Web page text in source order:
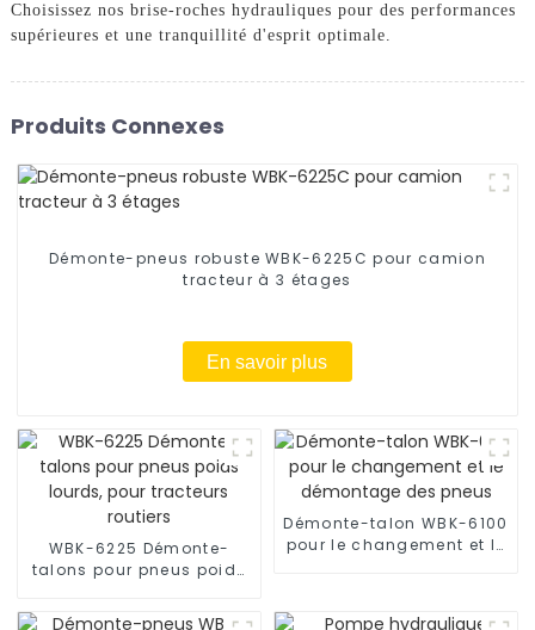
Choisissez nos brise-roches hydrauliques pour des performances
supérieures et une tranquillité d'esprit optimale.
Produits Connexes
Démonte-pneus robuste WBK-6225C pour camion
tracteur à 3 étages
En savoir plus
WBK-6225 Démonte-
talons pour pneus poids
Démonte-talon WBK-6100
pour le changement et le